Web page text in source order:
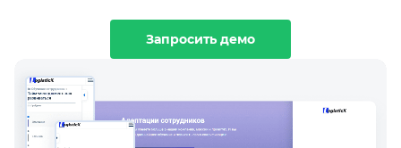
Запросить демо